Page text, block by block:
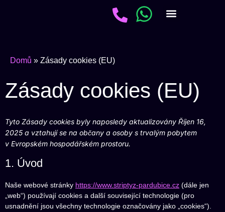
Domů » Zásady cookies (EU)
Zásady cookies (EU)
Tyto Zásady cookies byly naposledy aktualizovány Říjen 16,
2025 a vztahují se na občany a osoby s trvalým pobytem
v Evropském hospodářském prostoru.
1. Úvod
Naše webové stránky https://www.striptyz-pardubice.cz (dále jen
„web“) používají cookies a další související technologie (pro
usnadnění jsou všechny technologie označovány jako „cookies“).